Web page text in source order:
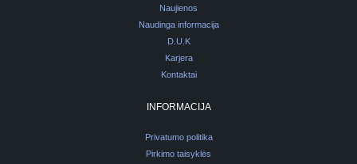
Naujienos
Naudinga informacija
D.U.K
Karjera
Kontaktai
INFORMACIJA
Privatumo politika
Pirkimo taisyklės